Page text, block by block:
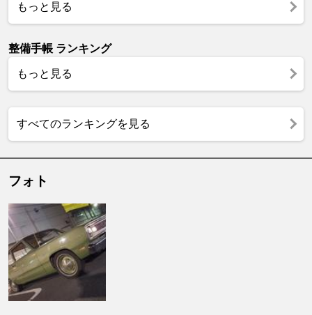
もっと見る
整備手帳 ランキング
もっと見る
すべてのランキングを見る
フォト